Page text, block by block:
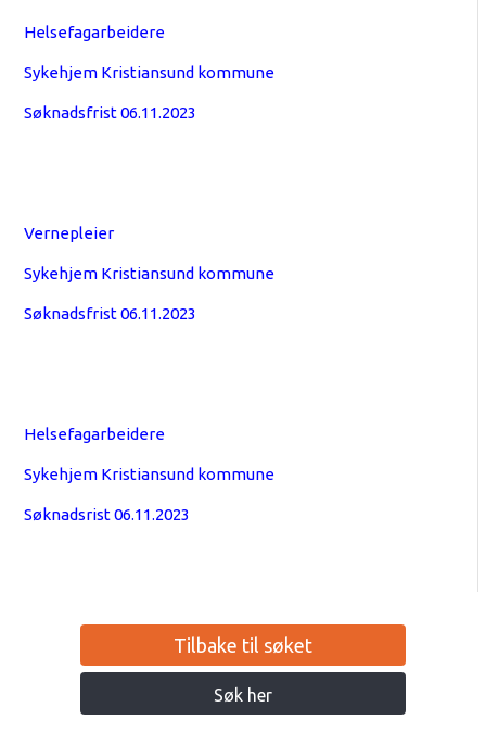
Helsefagarbeidere
Sykehjem Kristiansund kommune
Søknadsfrist 06.11.2023
Vernepleier
Sykehjem Kristiansund kommune
Søknadsfrist 06.11.2023
Helsefagarbeidere
Sykehjem Kristiansund kommune
Søknadsrist 06.11.2023
Tilbake til søket
Søk her